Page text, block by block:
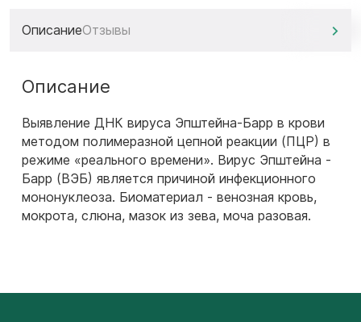
ОписаниеОтзывы
Описание
Выявление ДНК вируса Эпштейна-Барр в крови
методом полимеразной цепной реакции (ПЦР) в
режиме «реального времени». Вирус Эпштейна -
Барр (ВЭБ) является причиной инфекционного
мононуклеоза. Биоматериал - венозная кровь,
мокрота, слюна, мазок из зева, моча разовая.